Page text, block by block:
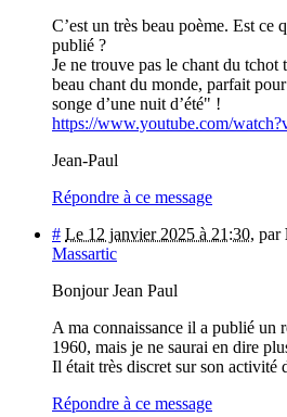
C’est un très beau poème. Est ce
publié ?
Je ne trouve pas le chant du tchot
beau chant du monde, parfait
songe d’une nuit d’été" !
https://www.youtube.com/
Jean-Paul
Répondre à ce message
# Le 12 janvier 2025 à 21:30, par
Massartic
Bonjour Jean Paul
A ma connaissance il a publié un
1960, mais je ne saurai en dire
Il était très discret sur son activité
Répondre à ce message